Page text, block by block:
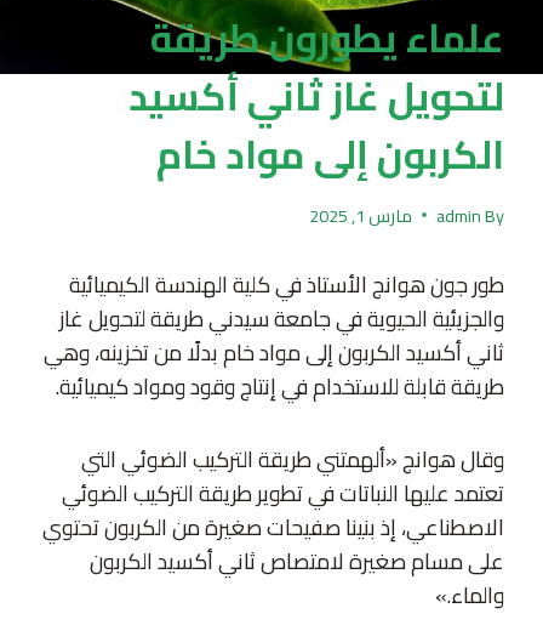
علماء يطورون طريقة
لتحويل غاز ثاني أكسيد
الكربون إلى مواد خام
By
admin مارس 1, 2025
طور جون هوانج الأستاذ في كلية الهندسة الكيميائية
والجزيئية الحيوية في جامعة سيدني طريقة لتحويل غاز
ثاني أكسيد الكربون إلى مواد خام بدلًا من تخزينه، وهي
طريقة قابلة للاستخدام في إنتاج وقود ومواد كيميائية.
وقال هوانج «ألهمتني طريقة التركيب الضوئي التي
تعتمد عليها النباتات في تطوير طريقة التركيب الضوئي
الاصطناعي، إذ بنينا صفيحات صغيرة من الكربون تحتوي
على مسام صغيرة لامتصاص ثاني أكسيد الكربون
والماء.»